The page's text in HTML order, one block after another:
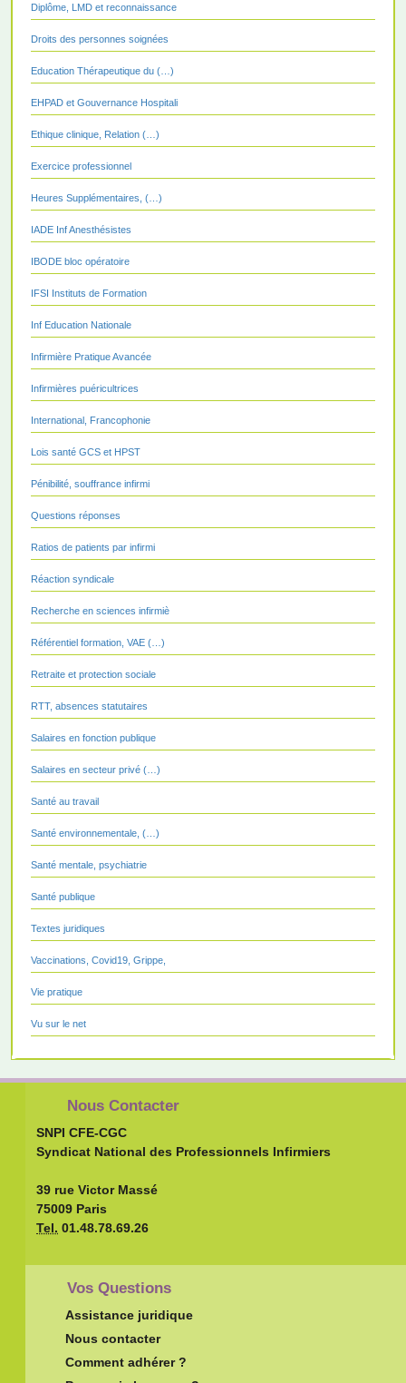
Diplôme, LMD et reconnaissance
Droits des personnes soignées
Education Thérapeutique du (…)
EHPAD et Gouvernance Hospitali
Ethique clinique, Relation (…)
Exercice professionnel
Heures Supplémentaires, (…)
IADE Inf Anesthésistes
IBODE bloc opératoire
IFSI Instituts de Formation
Inf Education Nationale
Infirmière Pratique Avancée
Infirmières puéricultrices
International, Francophonie
Lois santé GCS et HPST
Pénibilité, souffrance infirmi
Questions réponses
Ratios de patients par infirmi
Réaction syndicale
Recherche en sciences infirmiè
Référentiel formation, VAE (…)
Retraite et protection sociale
RTT, absences statutaires
Salaires en fonction publique
Salaires en secteur privé (…)
Santé au travail
Santé environnementale, (…)
Santé mentale, psychiatrie
Santé publique
Textes juridiques
Vaccinations, Covid19, Grippe,
Vie pratique
Vu sur le net
Nous Contacter
SNPI CFE-CGC
Syndicat National des Professionnels Infirmiers
39 rue Victor Massé
75009 Paris
Tel. 01.48.78.69.26
Vos Questions
Assistance juridique
Nous contacter
Comment adhérer ?